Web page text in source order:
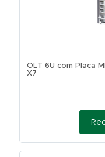
OLT 6U com Placa
X7